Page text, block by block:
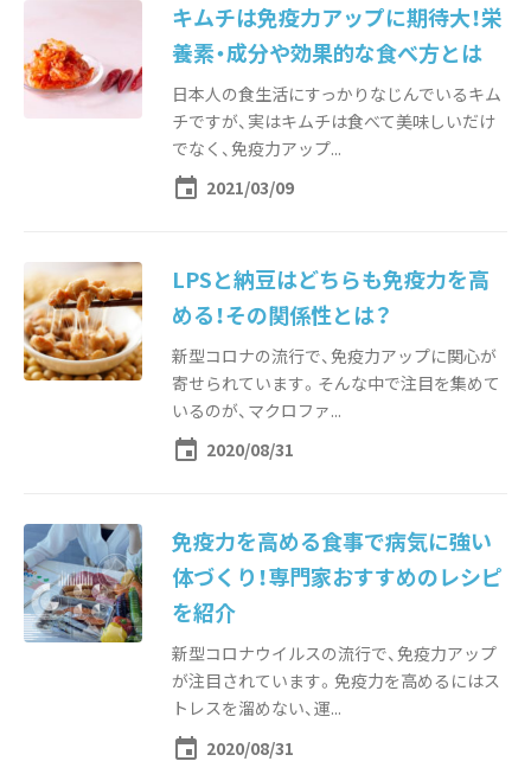
キムチは免疫力アップに期待大！栄
養素・成分や効果的な食べ方とは
日本人の食生活にすっかりなじんでいるキム
チですが、実はキムチは食べて美味しいだけ
でなく、免疫力アップ...
event 2021/03/09
LPSと納豆はどちらも免疫力を高
める！その関係性とは？
新型コロナの流行で、免疫力アップに関心が
寄せられています。そんな中で注目を集めて
いるのが、マクロファ...
event 2020/08/31
免疫力を高める食事で病気に強い
体づくり！専門家おすすめのレシピ
を紹介
新型コロナウイルスの流行で、免疫力アップ
が注目されています。免疫力を高めるにはス
トレスを溜めない、運...
event 2020/08/31